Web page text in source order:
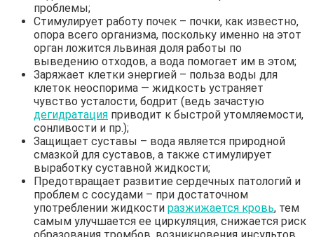
проблемы;
Стимулирует работу почек – почки, как известно,
опора всего организма, поскольку именно на этот
орган ложится львиная доля работы по
выведению отходов, а вода помогает им в этом;
Заряжает клетки энергией – польза воды для
клеток неоспорима — жидкость устраняет
чувство усталости, бодрит (ведь зачастую
дегидратация приводит к быстрой утомляемости,
сонливости и пр.);
Защищает суставы – вода является природной
смазкой для суставов, а также стимулирует
выработку суставной жидкости;
Предотвращает развитие сердечных патологий и
проблем с сосудами – при достаточном
употреблении жидкости разжижается кровь, тем
самым улучшается ее циркуляция, снижается риск
образования тромбов, возникновения инсультов,